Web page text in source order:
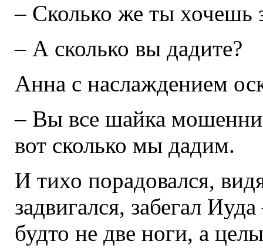
– Сколько же ты хочешь
– А сколько вы дадите?
Анна с наслаждением
– Вы все шайка
вот сколько мы дадим.
И тихо порадовался,
задвигался, забегал
будто не две ноги, а